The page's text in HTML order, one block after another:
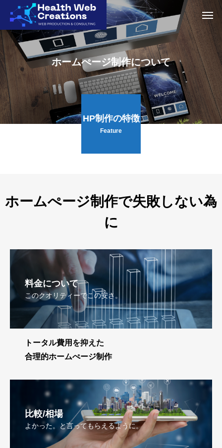
ホームぺージ制作について
HP制作の特徴
Feature
ホームぺージ制作で失敗しない為
に
料金について
このクオリティーでこの安さ。
トータル費用を抑えた
合理的ホームぺージ制作
比較/相場
よかった。と言ってもらえるように。